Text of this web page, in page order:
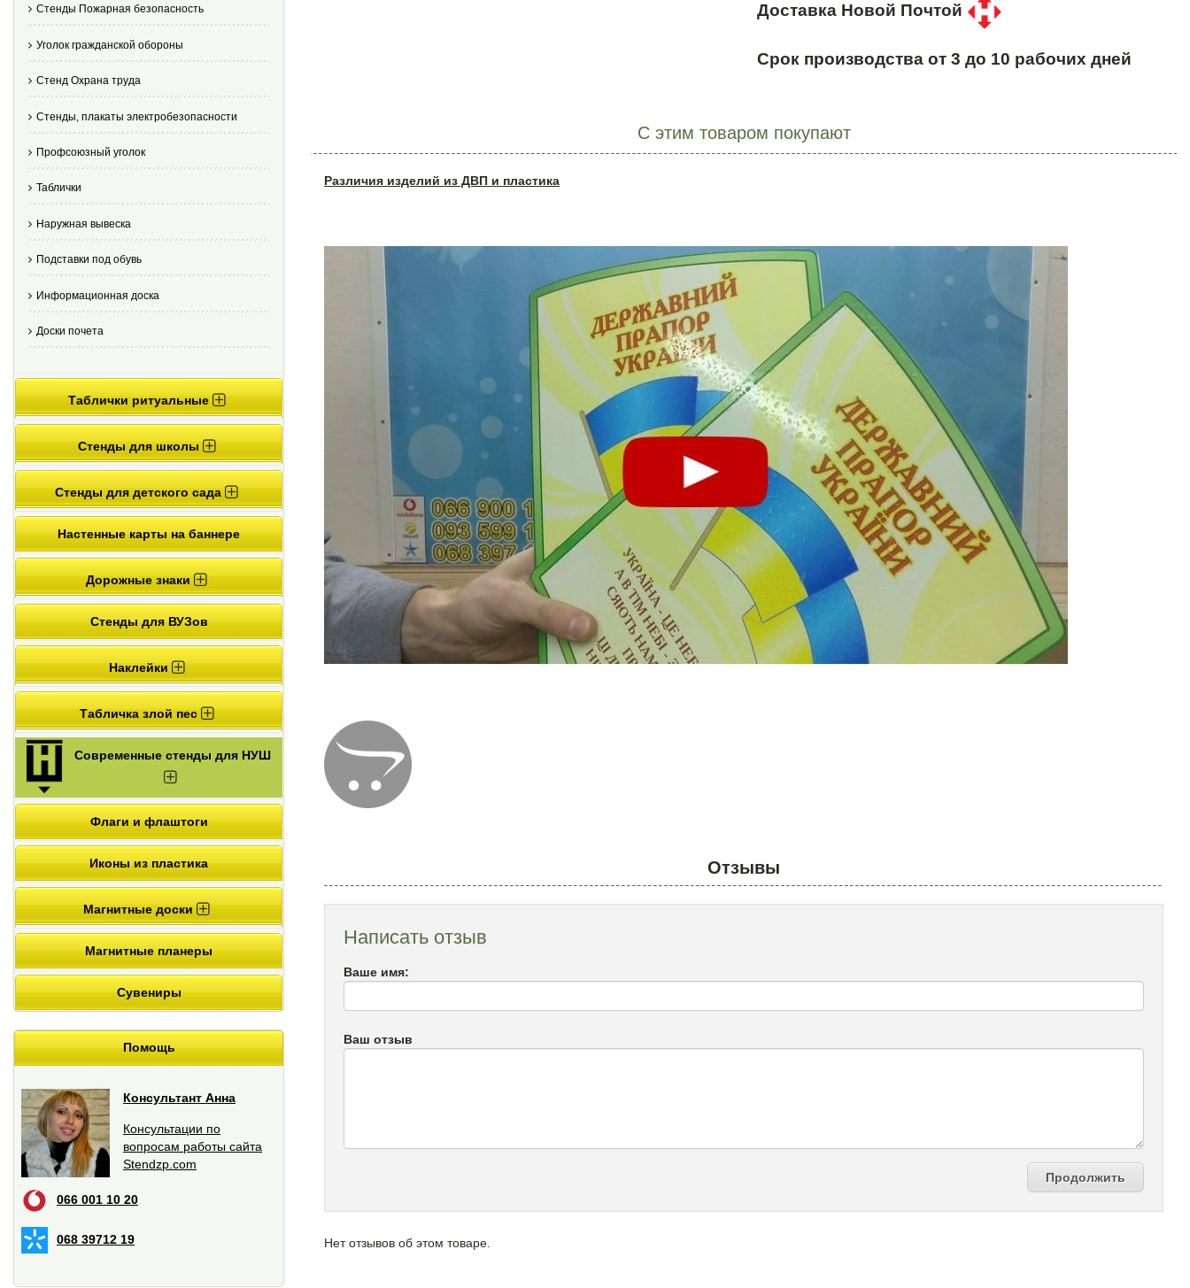
Стенды Пожарная безопасность
Уголок гражданской обороны
Стенд Охрана труда
Стенды, плакаты электробезопасности
Профсоюзный уголок
Таблички
Наружная вывеска
Подставки под обувь
Информационная доска
Доски почета
Таблички ритуальные
Стенды для школы
Стенды для детского сада
Настенные карты на баннере
Дорожные знаки
Стенды для ВУЗов
Наклейки
Табличка злой пес
Современные стенды для НУШ
Флаги и флаштоги
Иконы из пластика
Магнитные доски
Магнитные планеры
Сувениры
Помощь
Консультант Анна
Консультации по
вопросам работы сайта
Stendzp.com
066 001 10 20
068 39712 19
Доставка Новой Почтой
Срок производства от 3 до 10 рабочих дней
С этим товаром покупают
Различия изделий из ДВП и пластика
Отзывы
Написать отзыв
Ваше имя:
Ваш отзыв
Продолжить
Нет отзывов об этом товаре.